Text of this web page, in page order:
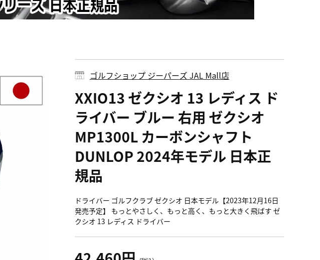
ゴルフショップ ジーパーズ JAL Mall店
XXIO13 ゼクシオ 13 レディス ド
ライバー ブルー 右用 ゼクシオ
MP1300L カーボンシャフト
DUNLOP 2024年モデル 日本正
規品
ドライバー ゴルフクラブ ゼクシオ 日本モデル【2023年12月16日
発売予定】 もっとやさしく、もっと高く、もっと大きく飛ばす ゼ
クシオ 13 レディス ドライバー